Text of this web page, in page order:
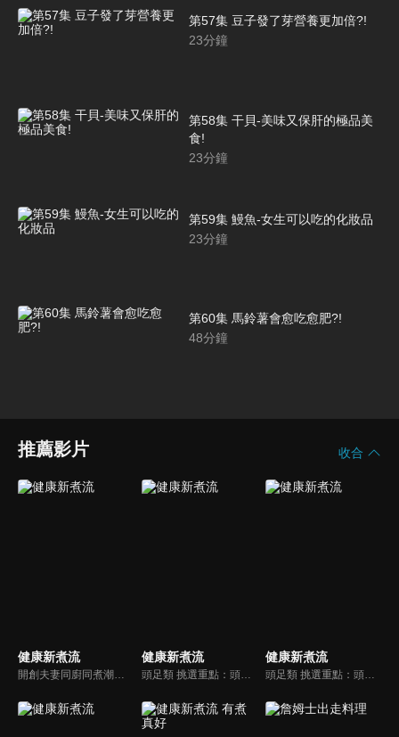
第57集 豆子發了芽營養更加倍?!
23分鐘
第58集 干貝-美味又保肝的極品美
食!
23分鐘
第59集 鰻魚-女生可以吃的化妝品
23分鐘
第60集 馬鈴薯會愈吃愈肥?!
48分鐘
推薦影片 收合
健康新煮流 健康新煮流
頭足類 挑選重點：頭足類利用清洗時去除內臟可以降低膽固醇的攝取。挑選雙眼清澈明亮，眼球稍微凸出，肉質結實有彈性為佳。身體具透明感，觸腕或是吸盤一碰到活體就會吸附住便是新鮮的。
健康新煮流
頭足類 挑選重點：頭足類利用清洗時去除內臟可以降低膽固醇的攝取。挑選雙眼清澈明亮，眼球稍微凸出，肉質結實有彈性為佳。身體具透明感，觸腕或是吸盤一碰到活體就會吸附住便是新鮮的。